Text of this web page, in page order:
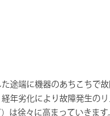
途端に機器のあちこちで
年劣化により故障発生の
は徐々に高まっていきま